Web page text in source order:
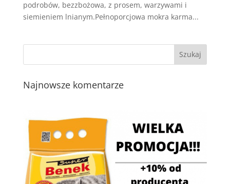
podrobów, bezzbożowa, z prosem, warzywami i
siemieniem lnianym.Pełnoporcjowa mokra karma...
Najnowsze komentarze